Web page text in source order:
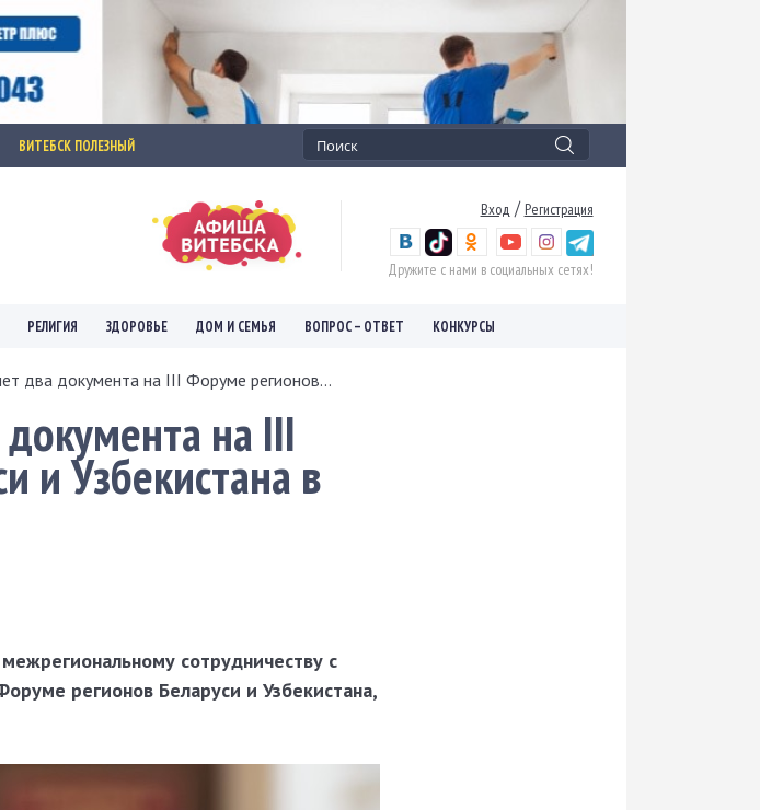
ВИТЕБСК ПОЛЕЗНЫЙ
Вход / Регистрация
Дружите с нами в социальных сетях!
РЕЛИГИЯ ЗДОРОВЬЕ ДОМ И СЕМЬЯ ВОПРОС – ОТВЕТ КОНКУРСЫ
два документа на III Форуме регионов...
на III
и Узбекистана в
сотрудничеству с
регионов Беларуси и Узбекистана,